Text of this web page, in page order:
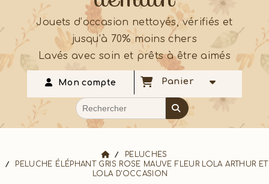
Jouets d’occasion nettoyés, vérifiés et
jusqu’à 70% moins chers
Lavés avec soin et prêts à être aimés
Mon compte Panier
PELUCHES
PELUCHE ÉLÉPHANT GRIS ROSE MAUVE FLEUR LOLA ARTHUR ET
LOLA D'OCCASION